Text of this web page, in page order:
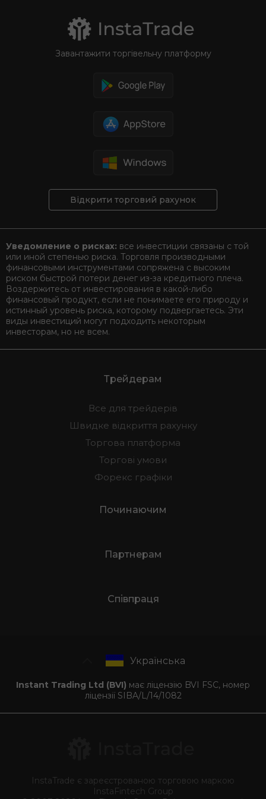
Завантажити торгівельну платформу
Відкрити торговий рахунок
Уведомление о рисках: все инвестиции связаны с той
или иной степенью риска. Торговля производными
финансовыми инструментами сопряжена с высоким
риском быстрой потери денег из-за кредитного плеча.
Воздержитесь от инвестирования в какой-либо
финансовый продукт, если не понимаете его природу и
истинный уровень риска, которому подвергаетесь. Эти
виды инвестиций могут подходить некоторым
инвесторам, но не всем.
Трейдерам
Все для трейдерів
Швидке відкриття рахунку
Торгова платформа
Торгові умови
Форекс графіки
Починаючим
Партнерам
Співпраця
Українська
Instant Trading Ltd (BVI) має ліцензію BVI FSC, номер
ліцензії SIBA/L/14/1082
InstaTrade є зареєстрованою торговою маркою
InstaFintech Group